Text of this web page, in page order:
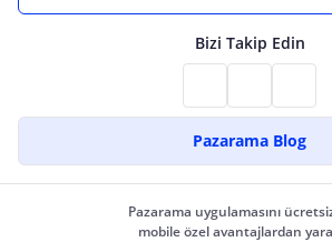
Bizi Takip Edin
Pazarama Blog
Pazarama uygulamasını
mobile özel avantajlardan